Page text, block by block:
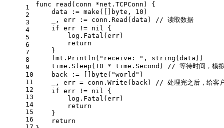
1
2
3
4
5
6
7
8
9
10
11
12
13
14
15
16
func read (conn *net.TCPConn)
{
    data :=
make ([] byte , 10 )
    _, err := conn.Read(data)
// 读取数据
if err != nil {
        log.Fatal(err)
return
    }
    fmt.Println(
"receive: " , string (data))
    time.Sleep(
10 * time.Second) // 等待时间，模
    back := []
byte ( "world" )
    _, err = conn.Write(back)
// 处理完之后，给客
if err != nil {
        log.Fatal(err)
return
    }
return